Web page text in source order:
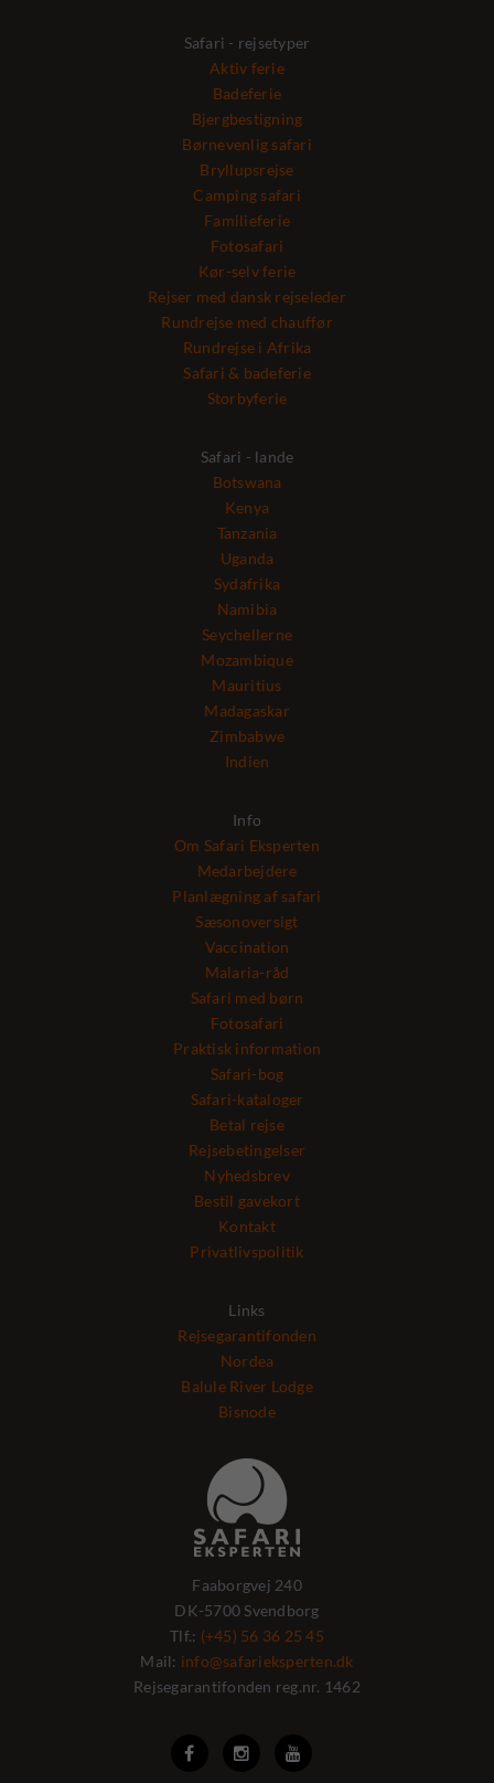
Safari - rejsetyper
Aktiv ferie
Badeferie
Bjergbestigning
Børnevenlig safari
Bryllupsrejse
Camping safari
Familieferie
Fotosafari
Kør-selv ferie
Rejser med dansk rejseleder
Rundrejse med chauffør
Rundrejse i Afrika
Safari & badeferie
Storbyferie
Safari - lande
Botswana
Kenya
Tanzania
Uganda
Sydafrika
Namibia
Seychellerne
Mozambique
Mauritius
Madagaskar
Zimbabwe
Indien
Info
Om Safari Eksperten
Medarbejdere
Planlægning af safari
Sæsonoversigt
Vaccination
Malaria-råd
Safari med børn
Fotosafari
Praktisk information
Safari-bog
Safari-kataloger
Betal rejse
Rejsebetingelser
Nyhedsbrev
Bestil gavekort
Kontakt
Privatlivspolitik
Links
Rejsegarantifonden
Nordea
Balule River Lodge
Bisnode
Faaborgvej 240
DK-5700 Svendborg
Tlf.: (+45) 56 36 25 45
Mail: info@safarieksperten.dk
Rejsegarantifonden reg.nr. 1462
  